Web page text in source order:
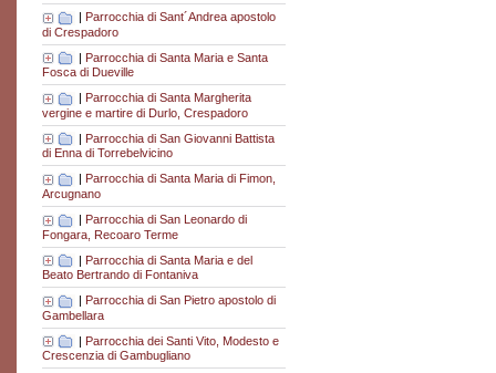
Parrocchia di Sant´Andrea apostolo
di Crespadoro
| Parrocchia di Santa Maria e Santa
Fosca di Dueville
Parrocchia di Santa Margherita
vergine e martire di Durlo, Crespadoro
| Parrocchia di San Giovanni Battista
di Enna di Torrebelvicino
Parrocchia di Santa Maria di Fimon,
Arcugnano
| Parrocchia di San Leonardo di
Fongara, Recoaro Terme
| Parrocchia di Santa Maria e del
Beato Bertrando di Fontaniva
| Parrocchia di San Pietro apostolo di
Gambellara
| Parrocchia dei Santi Vito, Modesto e
Crescenzia di Gambugliano